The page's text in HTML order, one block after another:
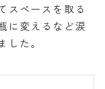
スペースを取る
に変えるなど涙
した。